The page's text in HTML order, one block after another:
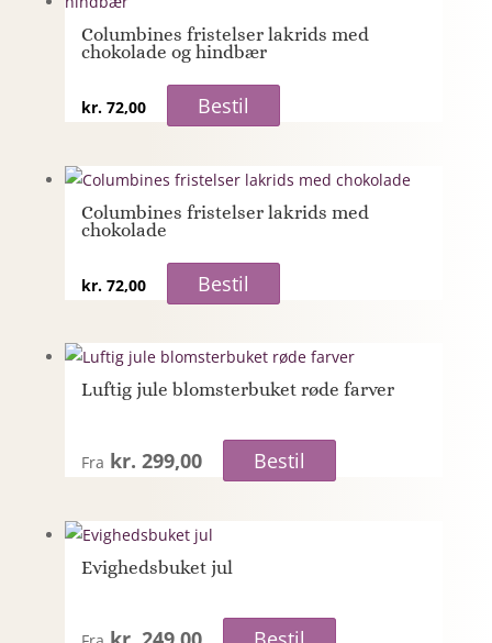
Columbines fristelser lakrids med
chokolade og hindbær
kr.72,00 Bestil
Columbines fristelser lakrids med
chokolade
kr.72,00 Bestil
Luftig jule blomsterbuket røde farver
Fra kr. 299,00 Bestil
Evighedsbuket jul